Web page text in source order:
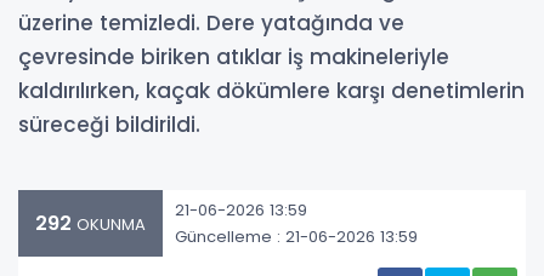
üzerine temizledi. Dere yatağında ve
çevresinde biriken atıklar iş makineleriyle
kaldırılırken, kaçak dökümlere karşı denetimlerin
süreceği bildirildi.
292 OKUNMA
21-06-2026 13:59
Güncelleme : 21-06-2026 13:59